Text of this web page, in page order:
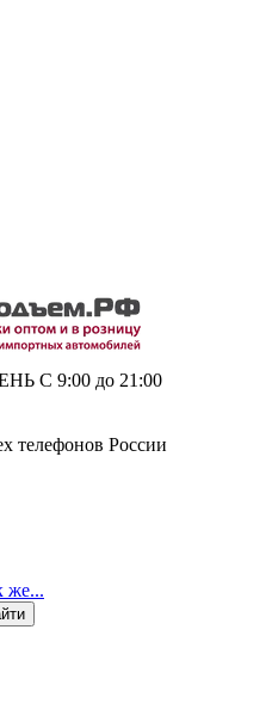
С 9:00 до 21:00
телефонов России
же...